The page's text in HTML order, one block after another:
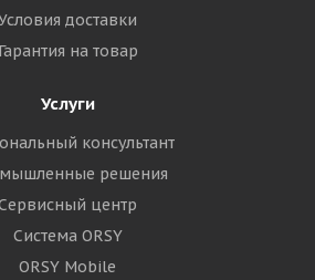
доставки
Гарантия на товар
Услуги
консультант
решения
центр
Система ORSY
ORSY Mobile